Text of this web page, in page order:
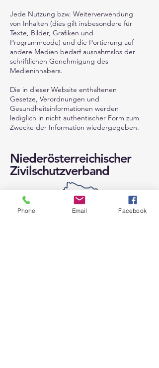
Jede Nutzung bzw. Weiterverwendung
von Inhalten (dies gilt insbesondere für
Texte, Bilder, Grafiken und
Programmcode) und die Portierung auf
andere Medien bedarf ausnahmslos der
schriftlichen Genehmigung des
Medieninhabers.
Die in dieser Website enthaltenen
Gesetze, Verordnungen und
Gesundheitsinformationen werden
lediglich in nicht authentischer Form zum
Zwecke der Information wiedergegeben.
Niederösterreichischer
Zivilschutzverband
Phone Email Facebook